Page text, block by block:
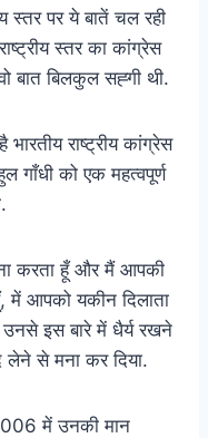
स्तर पर ये बातें चल रही
स्तर का कांग्रेस
बात बिलकुल सह्गी थी.
राष्ट्रीय कांग्रेस
गाँधी को एक महत्वपूर्ण
करता हूँ और मैं आपकी
में आपको यकीन दिलाता
इस बारे में धैर्य रखने
लेने से मना कर दिया.
में उनकी मान